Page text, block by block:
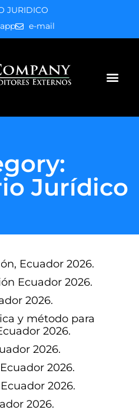
JURIDICO
e-mail
Jurídico
Ecuador 2026.
Ecuador 2026.
2026.
y método para
2026.
2026.
2026.
2026.
2026.